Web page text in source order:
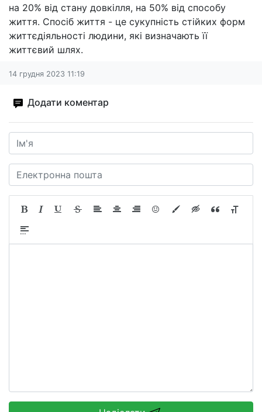
на 20% від стану довкілля, на 50% від способу
життя. Спосіб життя - це сукупність стійких форм
життєдіяльності людини, які визначають її
життєвий шлях.
14 грудня 2023 11:19
Додати коментар